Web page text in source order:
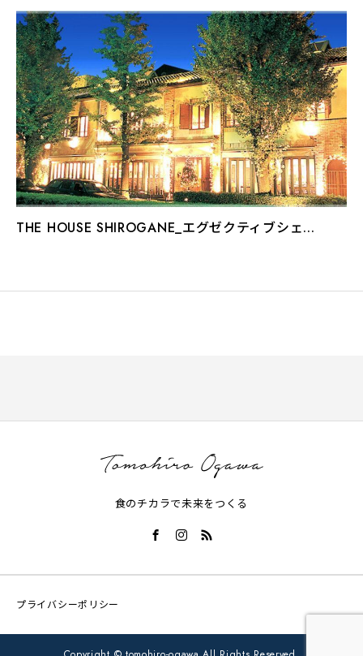
THE HOUSE SHIROGANE_エグゼクティブシェ...
食のチカラで未来をつくる
プライバシーポリシー